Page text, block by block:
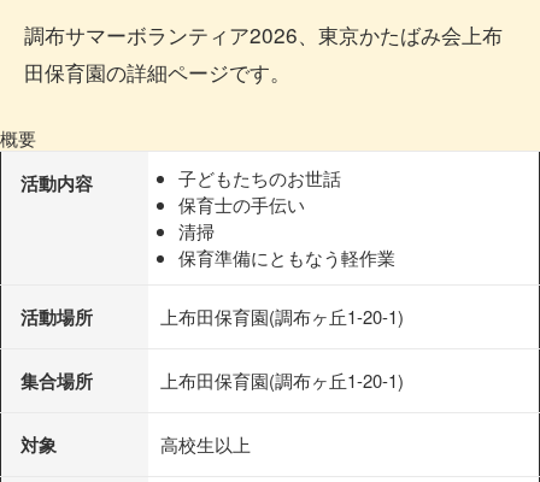
調布サマーボランティア2026、東京かたばみ会上布
田保育園の詳細ページです。
概要
活動内容
子どもたちのお世話
保育士の手伝い
清掃
保育準備にともなう軽作業
活動場所 上布田保育園(調布ヶ丘1-20-1)
集合場所 上布田保育園(調布ヶ丘1-20-1)
対象 高校生以上